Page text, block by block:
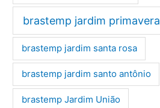
brastemp jardim primavera
brastemp jardim santa rosa
brastemp jardim santo antônio
brastemp Jardim União